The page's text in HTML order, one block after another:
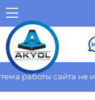
сайта не